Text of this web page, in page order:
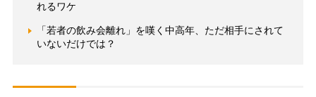
れるワケ
「若者の飲み会離れ」を嘆く中高年、ただ相手にされて
いないだけでは？